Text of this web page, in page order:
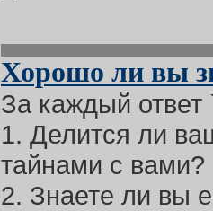
Хорошо ли вы
За каждый ответ
1. Делится ли
тайнами с вами?
2. Знаете ли вы